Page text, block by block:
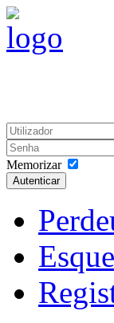
Memorizar
Autenticar